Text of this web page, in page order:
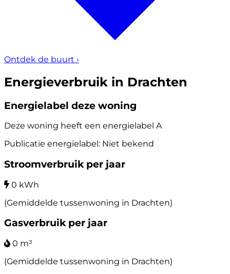
Ontdek de buurt ›
Energieverbruik in Drachten
Energielabel deze woning
Deze woning heeft een energielabel A
Publicatie energielabel: Niet bekend
Stroomverbruik per jaar
0 kWh
(Gemiddelde tussenwoning in Drachten)
Gasverbruik per jaar
0 m³
(Gemiddelde tussenwoning in Drachten)